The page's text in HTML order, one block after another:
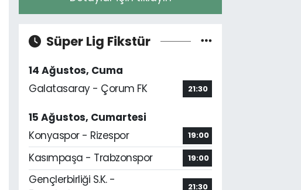
Süper Lig Fikstür
14 Ağustos, Cuma
Galatasaray - Çorum FK
21:30
15 Ağustos, Cumartesi
Konyaspor - Rizespor
19:00
Kasımpaşa - Trabzonspor 19:00
Gençlerbirliği S.K. -
21:30